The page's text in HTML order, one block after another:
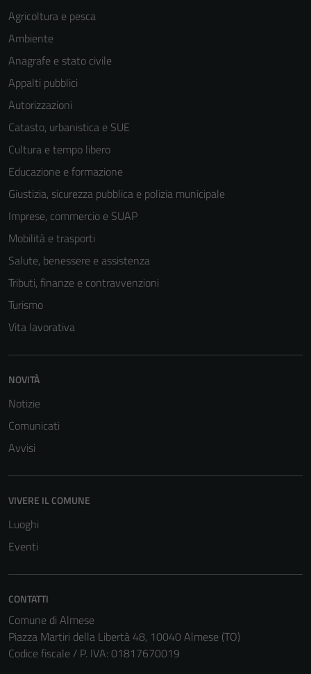
Agricoltura e pesca
Ambiente
Anagrafe e stato civile
Appalti pubblici
Autorizzazioni
Catasto, urbanistica e SUE
Cultura e tempo libero
Educazione e formazione
Giustizia, sicurezza pubblica e polizia municipale
Imprese, commercio e SUAP
Mobilità e trasporti
Salute, benessere e assistenza
Tributi, finanze e contravvenzioni
Turismo
Vita lavorativa
NOVITÀ
Notizie
Comunicati
Avvisi
VIVERE IL COMUNE
Luoghi
Eventi
CONTATTI
Comune di Almese
Piazza Martiri della Libertà 48, 10040 Almese (TO)
Codice fiscale / P. IVA: 01817670019